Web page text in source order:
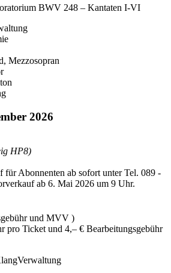
BWV 248 – Kantaten I-VI
Mezzosopran
2026
HP8)
für Abonnenten ab sofort unter Tel. 089 -
ab 6. Mai 2026 um 9 Uhr.
und MVV )
pro Ticket und 4,– € Bearbeitungsgebühr